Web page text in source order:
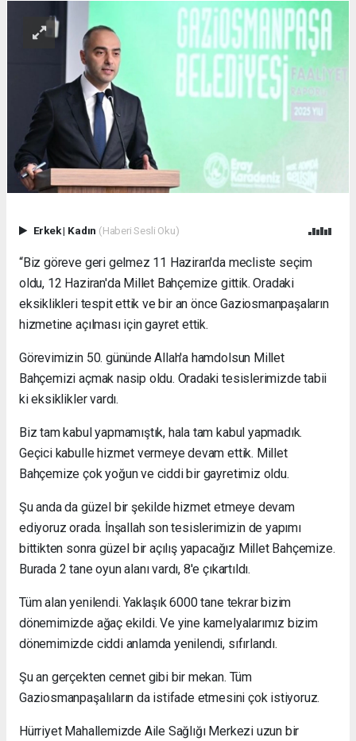
Erkek| Kadın (Haberi Sesli Oku)
“Biz göreve geri gelmez 11 Haziran'da mecliste seçim
oldu, 12 Haziran'da Millet Bahçemize gittik. Oradaki
eksiklikleri tespit ettik ve bir an önce Gaziosmanpaşaların
hizmetine açılması için gayret ettik.
Görevimizin 50. gününde Allah'a hamdolsun Millet
Bahçemizi açmak nasip oldu. Oradaki tesislerimizde tabii
ki eksiklikler vardı.
Biz tam kabul yapmamıştık, hala tam kabul yapmadık.
Geçici kabulle hizmet vermeye devam ettik. Millet
Bahçemize çok yoğun ve ciddi bir gayretimiz oldu.
Şu anda da güzel bir şekilde hizmet etmeye devam
ediyoruz orada. İnşallah son tesislerimizin de yapımı
bittikten sonra güzel bir açılış yapacağız Millet Bahçemize.
Burada 2 tane oyun alanı vardı, 8'e çıkartıldı.
Tüm alan yenilendi. Yaklaşık 6000 tane tekrar bizim
dönemimizde ağaç ekildi. Ve yine kamelyalarımız bizim
dönemimizde ciddi anlamda yenilendi, sıfırlandı.
Şu an gerçekten cennet gibi bir mekan. Tüm
Gaziosmanpaşalıların da istifade etmesini çok istiyoruz.
Hürriyet Mahallemizde Aile Sağlığı Merkezi uzun bir